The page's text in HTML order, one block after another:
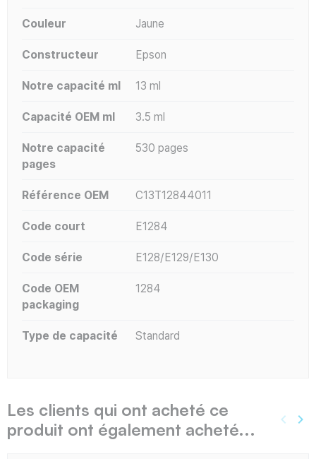
Couleur Jaune
Constructeur Epson
Notre capacité ml 13 ml
Capacité OEM ml 3.5 ml
Notre capacité
pages
530 pages
Référence OEM C13T12844011
Code court E1284
Code série E128/E129/E130
Code OEM
packaging
1284
Type de capacité Standard
Les clients qui ont acheté ce
produit ont également acheté...
keyboard_arrow_left keyboard_arrow_right